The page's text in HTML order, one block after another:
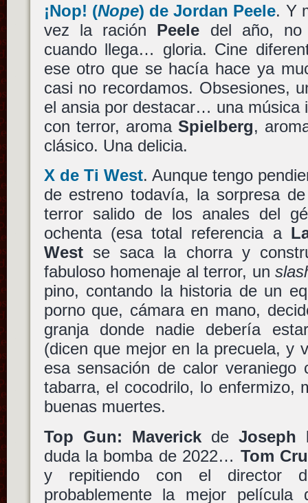
¡Nop! (Nope) deJordan Peele. Y
vez la ración Peele del año, no
cuando llega… gloria. Cine
ese otro que se hacía hace ya
casi no recordamos. Obsesiones,
el ansia por destacar… una música
con terror, aroma Spielberg,
clásico. Una delicia.
X de Ti West. Aunque tengo
de estreno todavía, la sorpresa
terror salido de los anales del
ochenta (esa total referencia a
Westse saca la chorra y
fabuloso homenaje al terror, un
pino, contando la historia de un
porno que, cámara en mano,
granja donde nadie debería
(dicen que mejor en la precuela, y
esa sensación de calor veraniego
tabarra, el cocodrilo, lo enfermizo,
buenas muertes.
Top Gun: Maverickde Joseph
duda la bomba de 2022… Tom
y repitiendo con el director
probablemente la mejor película